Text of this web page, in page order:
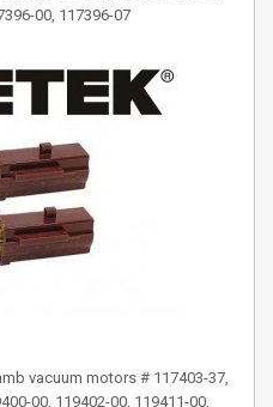
00, 117396-07
vacuum motors # 117403-37,
00, 119402-00, 119411-00,